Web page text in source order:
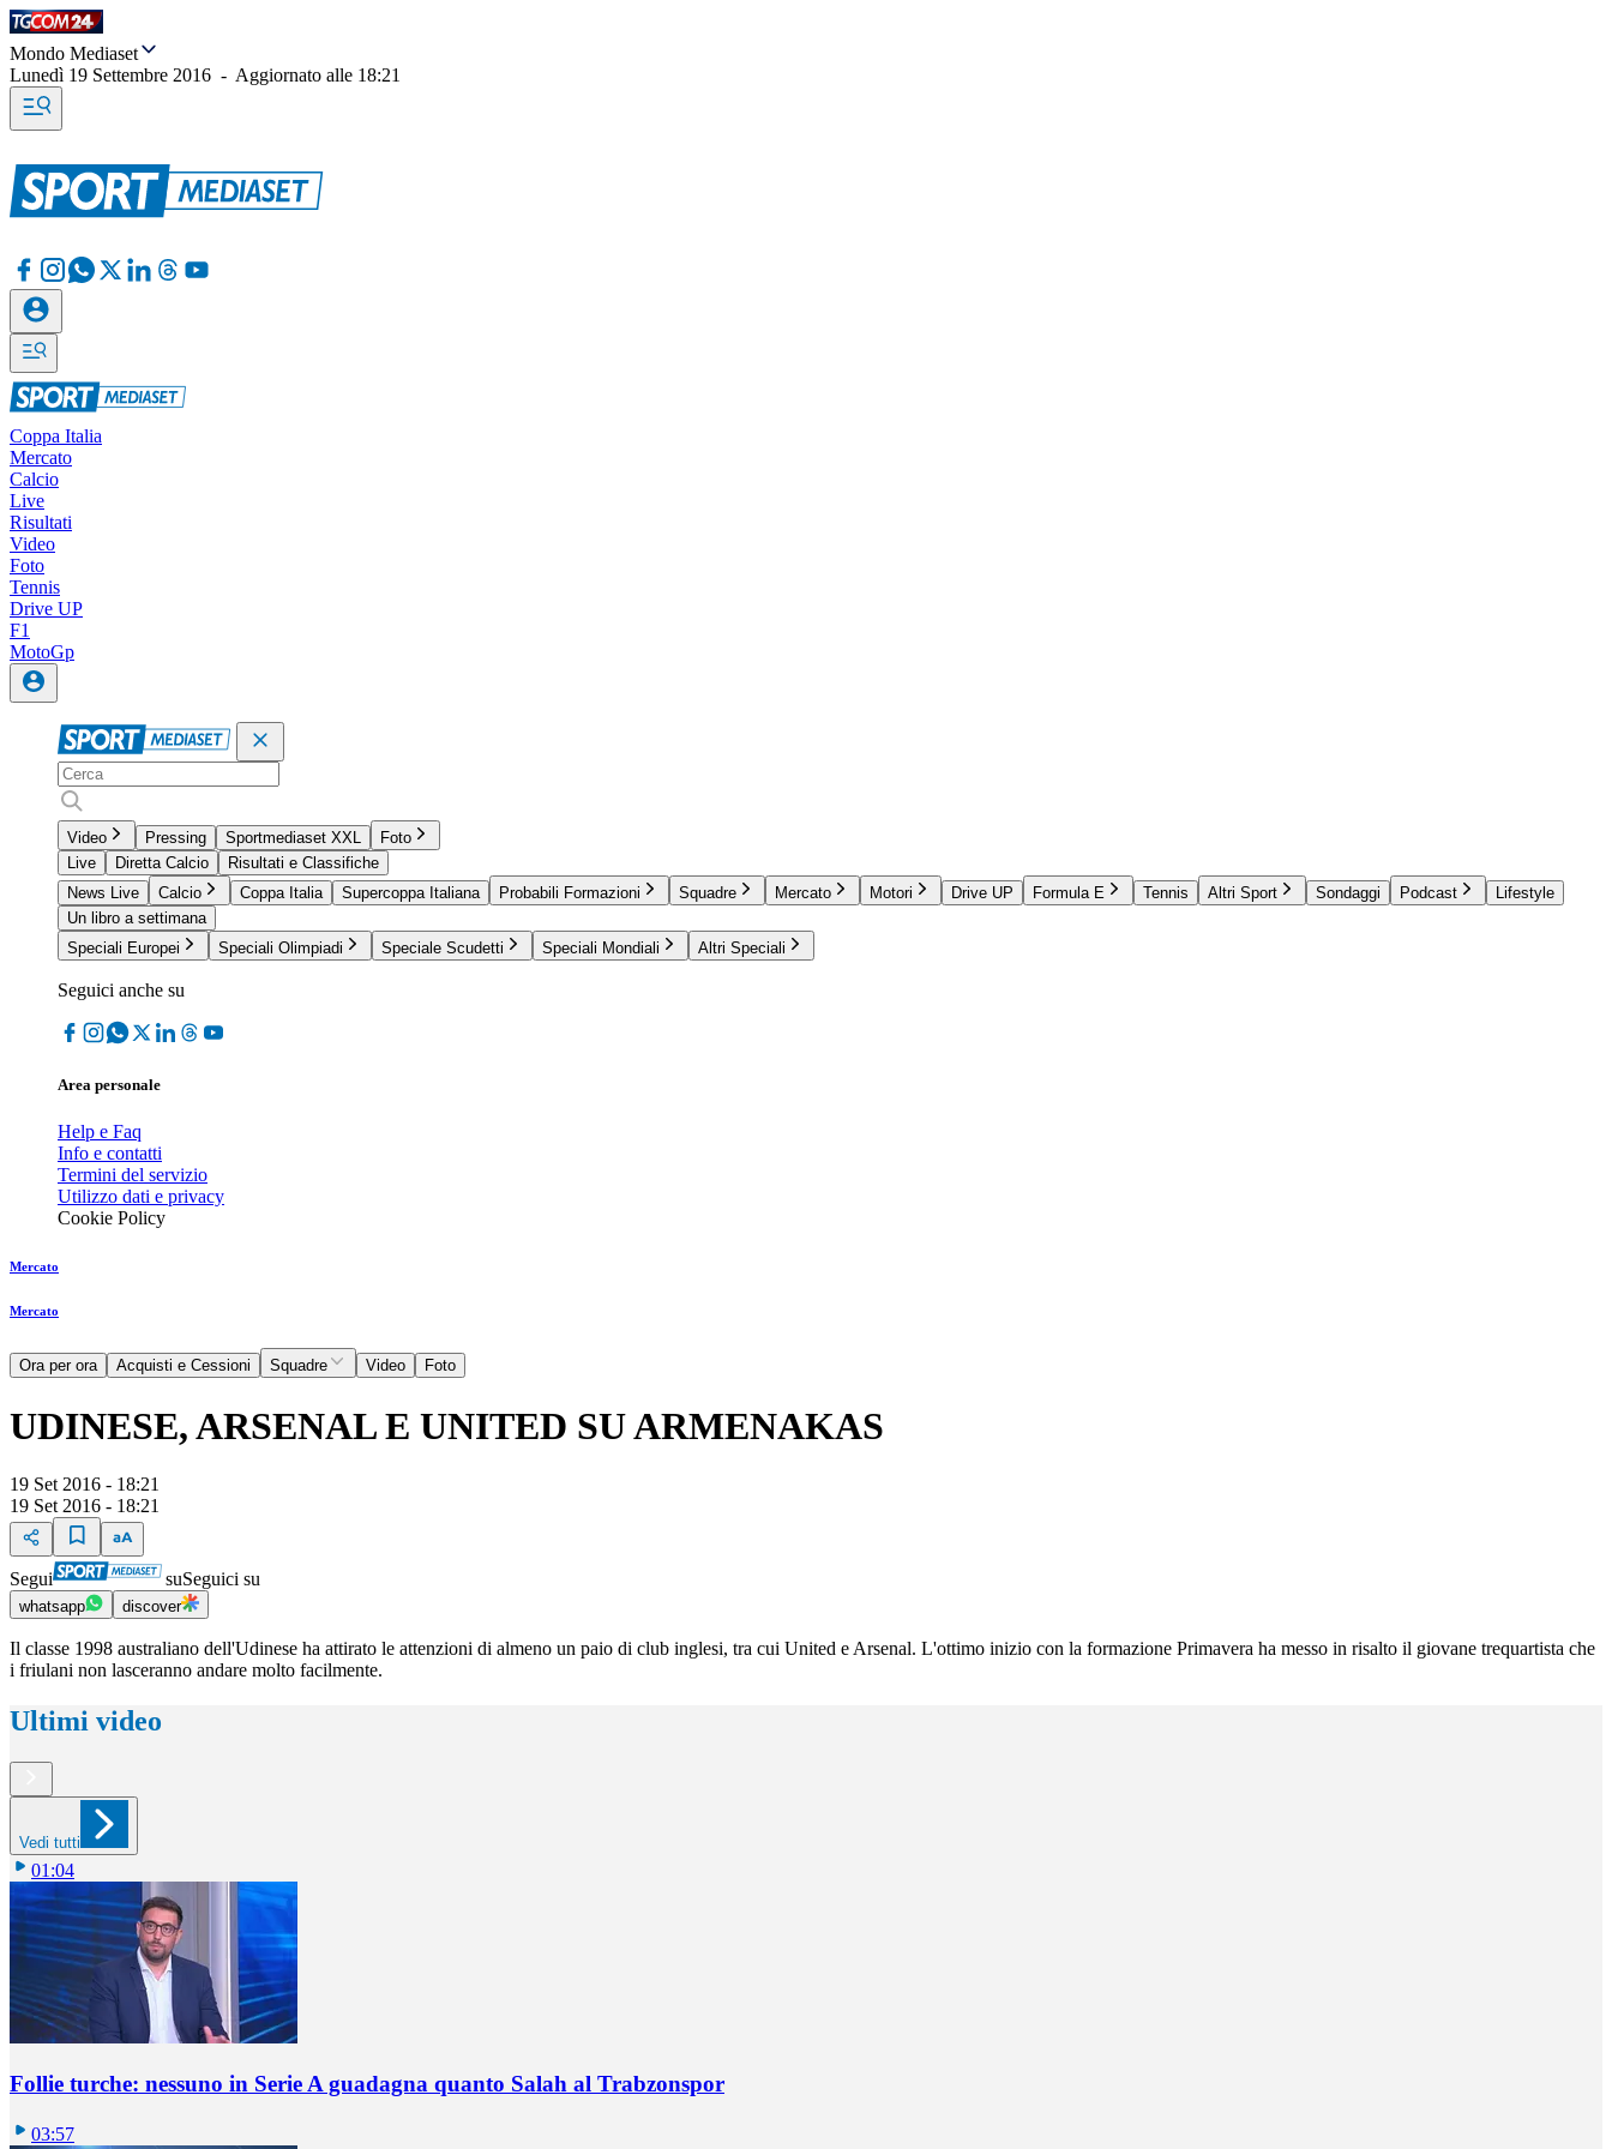
Mondo Mediaset
Lunedì 19 Settembre 2016 - Aggiornato alle 18:21
Coppa Italia
Mercato
Calcio
Live
Risultati
Video
Foto
Tennis
Drive UP
F1
MotoGp
Video Pressing Sportmediaset XXL
Foto
Live
Diretta Calcio
Risultati e Classifiche
News Live
Calcio Coppa Italia Supercoppa Italiana Probabili Formazioni Squadre Mercato Motori Drive UP Formula E Tennis Altri Sport Sondaggi Podcast
Lifestyle
Un libro a settimana
Speciali Europei
Speciali Olimpiadi Speciale Scudetti Speciali Mondiali Altri Speciali
Seguici anche su
Area personale
Help e Faq
Info e contatti
Termini del servizio
Utilizzo dati e privacy
Cookie Policy
Mercato
Mercato
Ora per ora Acquisti e Cessioni Squadre Video Foto
UDINESE, ARSENAL E UNITED SU ARMENAKAS
19 Set 2016 - 18:21
19 Set 2016 - 18:21
Segui suSeguici su
whatsapp discover
Il classe 1998 australiano dell'Udinese ha attirato le attenzioni di almeno un paio di club inglesi, tra cui United e Arsenal. L'ottimo inizio con la formazione Primavera ha messo in risalto il giovane trequartista che
i friulani non lasceranno andare molto facilmente.
Ultimi video
Vedi tutti
01:04
Follie turche: nessuno in Serie A guadagna quanto Salah al Trabzonspor
03:57